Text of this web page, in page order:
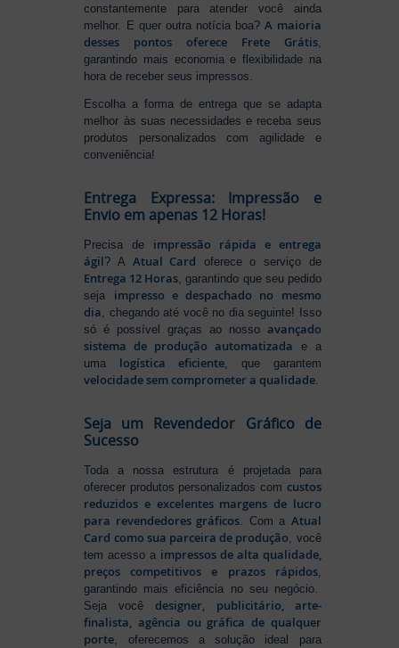
constantemente para atender você ainda
melhor. E quer outra notícia boa?A maioria
desses pontos oferece Frete Grátis,
garantindo mais economia e flexibilidade na
hora de receber seus impressos.
Escolha a forma de entrega que se adapta
melhor às suas necessidades e receba seus
produtos personalizados com agilidade e
conveniência!
Entrega Expressa: Impressão e
Envio em apenas 12 Horas!
Precisa de impressão rápida e entrega
ágil? A Atual Card oferece o serviço de
Entrega 12 Horas, garantindo que seu pedido
seja impresso e despachado no mesmo
dia, chegando até você no dia seguinte! Isso
só é possível graças ao nosso avançado
sistema de produção automatizada e a
uma logística eficiente, que garantem
velocidade sem comprometer a qualidade.
Seja um Revendedor Gráfico de
Sucesso
Toda a nossa estrutura é projetada para
oferecer produtos personalizados com custos
reduzidos e excelentes margens de lucro
para revendedores gráficos . Com a Atual
Card como sua parceira de produção , você
tem acesso a impressos de alta qualidade,
preços competitivos e prazos rápidos,
garantindo mais eficiência no seu negócio.
Seja vocêdesigner, publicitário, arte-
finalista, agência ou gráfica de qualquer
porte , oferecemos a solução ideal para